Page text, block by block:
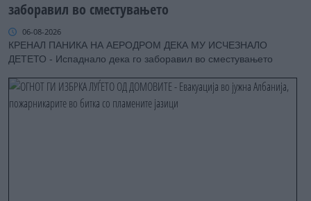
заборавил во сместувањето
06-08-2026
КРЕНАЛ ПАНИКА НА АЕРОДРОМ ДЕКА МУ ИСЧЕЗНАЛО
ДЕТЕТО - Испаднало дека го заборавил во сместувањето